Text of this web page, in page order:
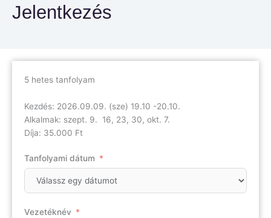
Jelentkezés
5 hetes tanfolyam
Kezdés: 2026.09.09. (sze) 19.10 -20.10.
Alkalmak: szept. 9. 16, 23, 30, okt. 7.
Díja: 35.000 Ft
Tanfolyami dátum
Vezetéknév